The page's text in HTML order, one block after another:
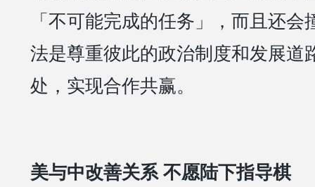
「不可能完成的任务」，而且还会
法是尊重彼此的政治制度和发展道
处，实现合作共赢。
美与中改善关系 不愿陆下指导棋